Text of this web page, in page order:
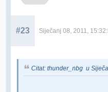
#23 Siječanj 08, 2011,
Citat: thunder_nbg u